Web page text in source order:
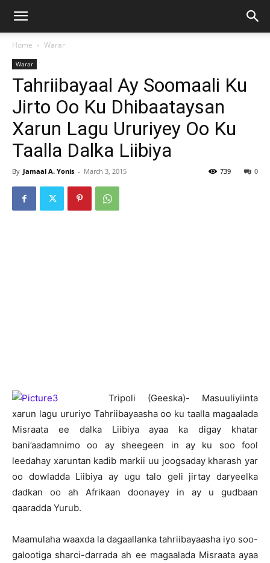
Home Warar
Warar
Tahriibayaal Ay Soomaali Ku
Jirto Oo Ku Dhibaataysan
Xarun Lagu Ururiyey Oo Ku
Taalla Dalka Liibiya
By Jamaal A. Yonis - March 3, 2015 0
739
Tripoli (Geeska)- Masuuliyiinta
xarun lagu ururiyo Tahriibayaasha oo ku taalla magaalada
Misraata ee dalka Liibiya ayaa ka digay khatar
bani’aadamnimo oo ay sheegeen in ay ku soo fool
leedahay xaruntan kadib markii uu joogsaday kharash yar
oo dowladda Liibiya ay ugu talo geli jirtay daryeelka
dadkan oo ah Afrikaan doonayey in ay u gudbaan
qaaradda Yurub.
Maamulaha waaxda la dagaallanka tahriibayaasha iyo soo-
galootiga sharci-darrada ah ee magaalada Misraata ayaa